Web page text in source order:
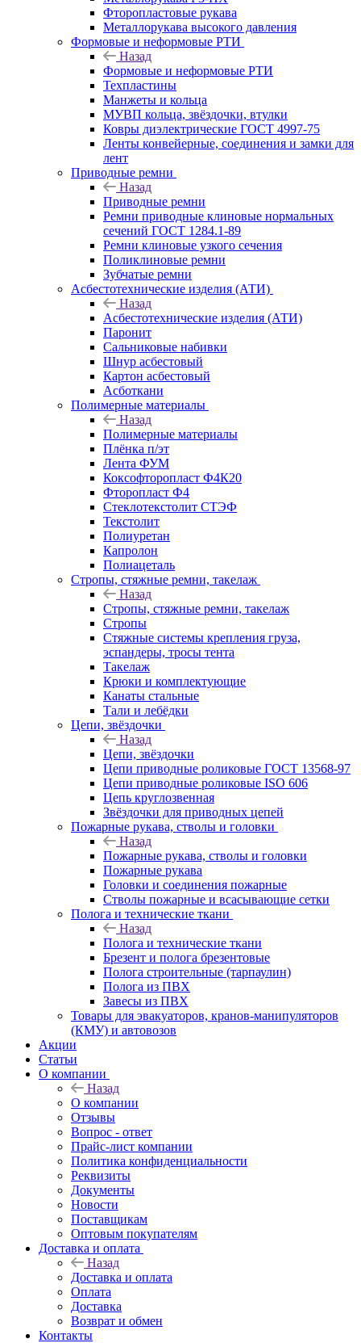
Фторопластовые рукава
Металлорукава высокого давления
Формовые и неформовые РТИ
Назад
Формовые и неформовые РТИ
Техпластины
Манжеты и кольца
МУВП кольца, звёздочки, втулки
Ковры диэлектрические ГОСТ 4997-75
Ленты конвейерные, соединения и замки для
лент
Приводные ремни
Назад
Приводные ремни
Ремни приводные клиновые нормальных
сечений ГОСТ 1284.1-89
Ремни клиновые узкого сечения
Поликлиновые ремни
Зубчатые ремни
Асбестотехнические изделия (АТИ)
Назад
Асбестотехнические изделия (АТИ)
Паронит
Сальниковые набивки
Шнур асбестовый
Картон асбестовый
Асботкани
Полимерные материалы
Назад
Полимерные материалы
Плёнка п/эт
Лента ФУМ
Коксофторопласт Ф4К20
Фторопласт Ф4
Стеклотекстолит СТЭФ
Текстолит
Полиуретан
Капролон
Полиацеталь
Стропы, стяжные ремни, такелаж
Назад
Стропы, стяжные ремни, такелаж
Стропы
Стяжные системы крепления груза,
эспандеры, тросы тента
Такелаж
Крюки и комплектующие
Канаты стальные
Тали и лебёдки
Цепи, звёздочки
Назад
Цепи, звёздочки
Цепи приводные роликовые ГОСТ 13568-97
Цепи приводные роликовые ISO 606
Цепь круглозвенная
Звёздочки для приводных цепей
Пожарные рукава, стволы и головки
Назад
Пожарные рукава, стволы и головки
Пожарные рукава
Головки и соединения пожарные
Стволы пожарные и всасывающие сетки
Полога и технические ткани
Назад
Полога и технические ткани
Брезент и полога брезентовые
Полога строительные (тарпаулин)
Полога из ПВХ
Завесы из ПВХ
Товары для эвакуаторов, кранов-манипуляторов
(КМУ) и автовозов
Акции
Статьи
О компании
Назад
О компании
Отзывы
Вопрос - ответ
Прайс-лист компании
Политика конфиденциальности
Реквизиты
Документы
Новости
Поставщикам
Оптовым покупателям
Доставка и оплата
Назад
Доставка и оплата
Оплата
Доставка
Возврат и обмен
Контакты